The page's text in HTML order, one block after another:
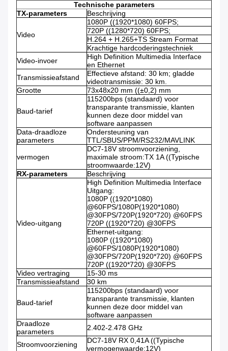
Technische parameters
TX-parameters
Beschrijving
Video
1080P ((1920*1080) 60FPS;
720P ((1280*720) 60FPS;
H.264 + H.265+TS Stream Format
Krachtige hardcoderingstechniek
Video-invoer
High Definition Multimedia Interface
en Ethernet
Transmissieafstand
Effectieve afstand: 30 km; gladde
videotransmissie: 30 km.
Grootte
73x48x20 mm ((±0,2) mm
Baud-tarief
115200bps (standaard) voor
transparante transmissie, klanten
kunnen deze door middel van
software aanpassen
Data-draadloze
parameters
Ondersteuning van
TTL/SBUS/PPM/RS232/MAVLINK
vermogen
DC7-18V stroomvoorziening,
maximale stroom:TX 1A ((Typische
stroomwaarde:12V)
RX-parameters
Beschrijving
Video-uitgang
High Definition Multimedia Interface
Uitgang:
1080P ((1920*1080)
@60FPS/1080P(1920*1080)
@30FPS/720P(1920*720) @60FPS
720P ((1920*720) @30FPS
Ethernet-uitgang:
1080P ((1920*1080)
@60FPS/1080P(1920*1080)
@30FPS/720P(1920*720) @60FPS
720P ((1920*720) @30FPS
Video vertraging
15-30 ms
Transmissieafstand
30 km
Baud-tarief
115200bps (standaard) voor
transparante transmissie, klanten
kunnen deze door middel van
software aanpassen
Draadloze
parameters
2.402-2.478 GHz
Stroomvoorziening
DC7-18V RX 0,41A ((Typische
vermogenwaarde:12V)